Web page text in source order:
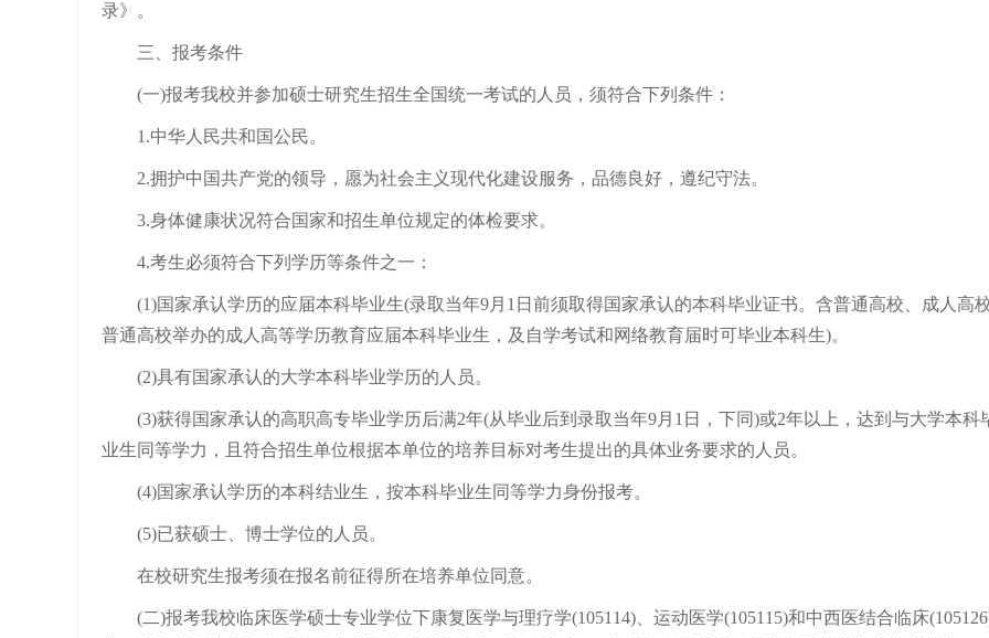
录》。
三、报考条件
(一)报考我校并参加硕士研究生招生全国统一考试的人员，须符合下列条件：
1.中华人民共和国公民。
2.拥护中国共产党的领导，愿为社会主义现代化建设服务，品德良好，遵纪守法。
3.身体健康状况符合国家和招生单位规定的体检要求。
4.考生必须符合下列学历等条件之一：
(1)国家承认学历的应届本科毕业生(录取当年9月1日前须取得国家承认的本科毕业证书。含普通高校、成人高校
普通高校举办的成人高等学历教育应届本科毕业生，及自学考试和网络教育届时可毕业本科生)。
(2)具有国家承认的大学本科毕业学历的人员。
(3)获得国家承认的高职高专毕业学历后满2年(从毕业后到录取当年9月1日，下同)或2年以上，达到与大学本科
业生同等学力，且符合招生单位根据本单位的培养目标对考生提出的具体业务要求的人员。
(4)国家承认学历的本科结业生，按本科毕业生同等学力身份报考。
(5)已获硕士、博士学位的人员。
在校研究生报考须在报名前征得所在培养单位同意。
(二)报考我校临床医学硕士专业学位下康复医学与理疗学(105114)、运动医学(105115)和中西医结合临床